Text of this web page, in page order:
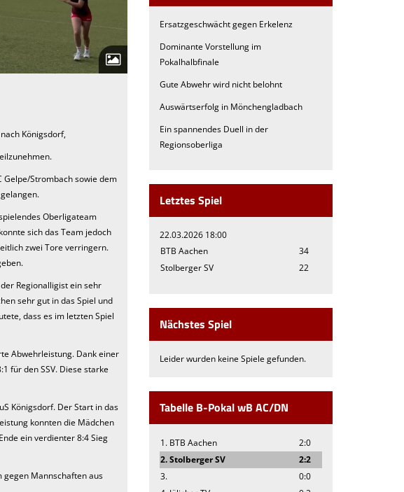
Königsdorf,
Gelpe/Strombach sowie dem
Oberligateam
sich das Team jedoch
zwei Tore verringern.
Regionalligist ein sehr
sehr gut in das Spiel und
dass es im letzten Spiel
Abwehrleistung. Dank einer
für den SSV. Diese starke
Königsdorf. Der Start in das
konnten die Mädchen
ein verdienter 8:4 Sieg
gegen Mannschaften aus
Ersatzgeschwächt gegen Erkelenz
Dominante Vorstellung im
Pokalhalbfinale
Gute Abwehr wird nicht belohnt
Auswärtserfolg in Mönchengladbach
Ein spannendes Duell in der
Regionsoberliga
Letztes Spiel
22.03.2026 18:00
BTB Aachen
34
Stolberger SV
22
Nächstes Spiel
Leider wurden keine Spiele gefunden.
Tabelle B-Pokal wB AC/DN
1. BTB Aachen
2:0
2. Stolberger SV
2:2
3.
0:0